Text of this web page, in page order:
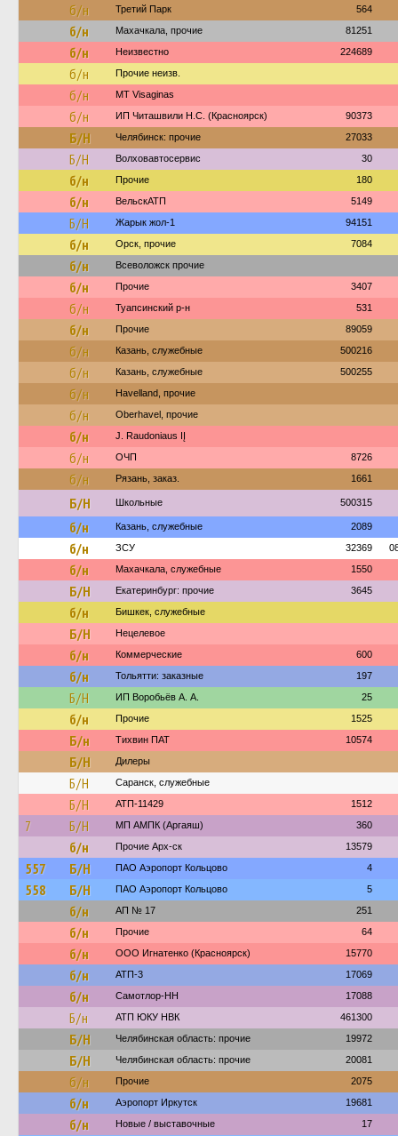
б/н Третий Парк 564
б/н Махачкала, прочие 81251
б/н Неизвестно 224689
б/н Прочие неизв.
б/н MT Visaginas
б/н ИП Читашвили Н.С. (Красноярск) 90373
Б/Н Челябинск: прочие 27033
Б/Н Волховавтосервис 30
б/н Прочие 180
б/н ВельскАТП 5149
Б/Н Жарык жол-1 94151
б/н Орск, прочие 7084
б/н Всеволожск прочие
б/н Прочие 3407
б/н Туапсинский р-н 531
б/н Прочие 89059
б/н Казань, служебные 500216
б/н Казань, служебные 500255
б/н Havelland, прочие
б/н Oberhavel, прочие
б/н J. Raudoniaus IĮ
б/н ОЧП 8726
б/н Рязань, заказ. 1661
Б/Н Школьные 500315
б/н Казань, служебные 2089
б/н ЗСУ 32369
б/н Махачкала, служебные 1550
Б/Н Екатеринбург: прочие 3645
б/н Бишкек, служебные
Б/Н Нецелевое
б/н Коммерческие 600
б/н Тольятти: заказные 197
Б/Н ИП Воробьёв А. А. 25
б/н Прочие 1525
Б/н Тихвин ПАТ 10574
Б/Н Дилеры
Б/Н Саранск, служебные
Б/Н АТП-11429 1512
7 Б/Н МП АМПК (Аргаяш) 360
б/н Прочие Арх-ск 13579
557 Б/Н ПАО Аэропорт Кольцово 4
558 Б/Н ПАО Аэропорт Кольцово 5
б/н АП № 17 251
б/н Прочие 64
б/н ООО Игнатенко (Красноярск) 15770
б/н АТП-3 17069
б/н Самотлор-НН 17088
Б/н АТП ЮКУ НВК 461300
Б/Н Челябинская область: прочие 19972
Б/Н Челябинская область: прочие 20081
б/н Прочие 2075
б/н Аэропорт Иркутск 19681
б/н Новые / выставочные 17